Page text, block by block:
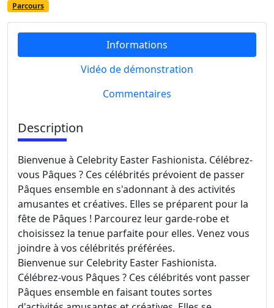
Parcours
Informations
Vidéo de démonstration
Commentaires
Description
Bienvenue à Celebrity Easter Fashionista. Célébrez-
vous Pâques ? Ces célébrités prévoient de passer
Pâques ensemble en s'adonnant à des activités
amusantes et créatives. Elles se préparent pour la
fête de Pâques ! Parcourez leur garde-robe et
choisissez la tenue parfaite pour elles. Venez vous
joindre à vos célébrités préférées.
Bienvenue sur Celebrity Easter Fashionista.
Célébrez-vous Pâques ? Ces célébrités vont passer
Pâques ensemble en faisant toutes sortes